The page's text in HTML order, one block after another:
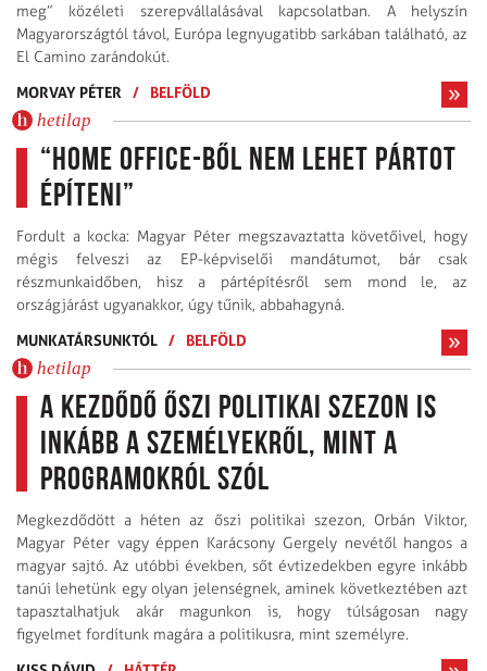
meg” közéleti szerepvállalásával kapcsolatban. A helyszín
Magyarországtól távol, Európa legnyugatibb sarkában található, az
El Camino zarándokút.
MORVAY PÉTER
/ BELFÖLD
hetilap
“Home office-ből nem lehet pártot
építeni”
Fordult a kocka: Magyar Péter megszavaztatta követőivel, hogy
mégis felveszi az EP-képviselői mandátumot, bár csak
részmunkaidőben, hisz a pártépítésről sem mond le, az
országjárást ugyanakkor, úgy tűnik, abbahagyná.
MUNKATÁRSUNKTÓL / BELFÖLD
hetilap
A kezdődő őszi politikai szezon is
inkább a személyekről, mint a
programokról szól
Megkezdődött a héten az őszi politikai szezon, Orbán Viktor,
Magyar Péter vagy éppen Karácsony Gergely nevétől hangos a
magyar sajtó. Az utóbbi években, sőt évtizedekben egyre inkább
tanúi lehetünk egy olyan jelenségnek, aminek következtében azt
tapasztalhatjuk akár magunkon is, hogy túlságosan nagy
figyelmet fordítunk magára a politikusra, mint személyre.